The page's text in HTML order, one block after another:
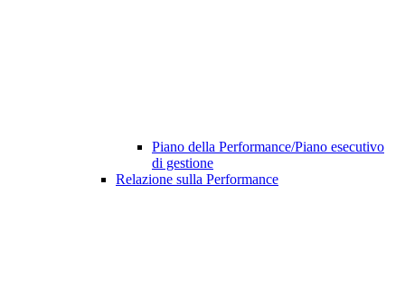
Piano della Performance/Piano esecutivo
di gestione
Relazione sulla Performance